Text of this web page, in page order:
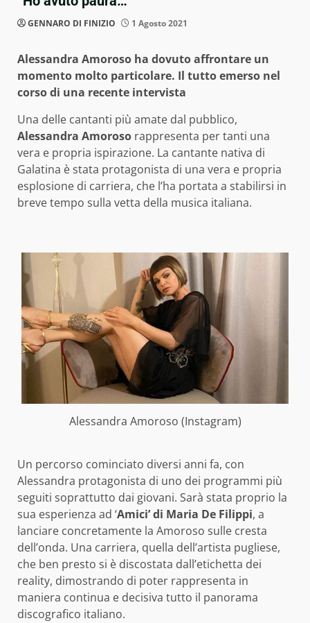
GENNARO DI FINIZIO 1 Agosto 2021
Alessandra Amoroso ha dovuto affrontare un
momento molto particolare. Il tutto emerso nel
corso di una recente intervista
Una delle cantanti più amate dal pubblico,
Alessandra Amoroso rappresenta per tanti una
vera e propria ispirazione. La cantante nativa di
Galatina è stata protagonista di una vera e propria
esplosione di carriera, che l’ha portata a stabilirsi in
breve tempo sulla vetta della musica italiana.
Alessandra Amoroso (Instagram)
Un percorso cominciato diversi anni fa, con
Alessandra protagonista di uno dei programmi più
seguiti soprattutto dai giovani. Sarà stata proprio la
sua esperienza ad ‘Amici’ di Maria De Filippi, a
lanciare concretamente la Amoroso sulle cresta
dell’onda. Una carriera, quella dell’artista pugliese,
che ben presto si è discostata dall’etichetta dei
reality, dimostrando di poter rappresenta in
maniera continua e decisiva tutto il panorama
discografico italiano.